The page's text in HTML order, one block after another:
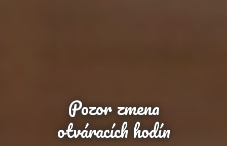
Pozor zmena
otváracích hodín